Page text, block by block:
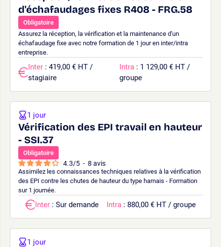
d'échafaudages fixes R408 - FRG.58
Obligatoire
Assurez la réception, la vérification et la maintenance d'un
échafaudage fixe avec notre formation de 1 jour en inter/intra
entreprise.
Inter : 419,00 € HT /
stagiaire
Intra : 1 129,00 € HT /
groupe
Vérification des EPI travail en hauteur
- SSI.37
Obligatoire
4.3/5 - 8 avis
Assimilez les connaissances techniques relatives à la vérification
des EPI contre les chutes de hauteur du type harnais - Formation
sur 1 journée.
1 jour
Inter : Sur demande Intra : 880,00 € HT / groupe
1 jour